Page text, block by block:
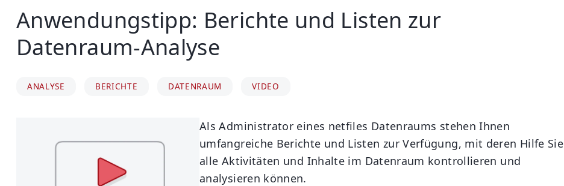
Anwendungstipp: Berichte und Listen zur
Datenraum-Analyse
ANALYSE BERICHTE DATENRAUM VIDEO
Als Administrator eines netfiles Datenraums stehen Ihnen
umfangreiche Berichte und Listen zur Verfügung, mit deren Hilfe Sie
alle Aktivitäten und Inhalte im Datenraum kontrollieren und
analysieren können.